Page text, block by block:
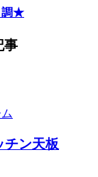
調★
事
チン天板